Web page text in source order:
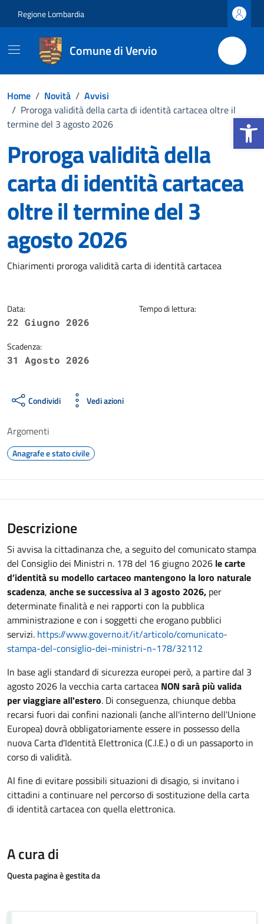
Apri la
Regione Lombardia
Comune di Vervio
Home / Novità / Avvisi
/ Proroga validità della carta di identità cartacea oltre il
termine del 3 agosto 2026
Proroga validità della
carta di identità cartacea
oltre il termine del 3
agosto 2026
Dettagli della notizia
Chiarimenti proroga validità carta di identità cartacea
Data:
22 Giugno 2026
Scadenza:
31 Agosto 2026
Tempo di lettura:
Condividi Vedi azioni
Argomenti
Anagrafe e stato civile
Descrizione
Si avvisa la cittadinanza che, a seguito del comunicato stampa
del Consiglio dei Ministri n. 178 del 16 giugno 2026 le carte
d’identità su modello cartaceo mantengono la loro naturale
scadenza, anche se successiva al 3 agosto 2026, per
determinate finalità e nei rapporti con la pubblica
amministrazione e con i soggetti che erogano pubblici
servizi. https://www.governo.it/it/articolo/comunicato-
stampa-del-consiglio-dei-ministri-n-178/32112
In base agli standard di sicurezza europei però, a partire dal 3
agosto 2026 la vecchia carta cartacea NON sarà più valida
per viaggiare all'estero. Di conseguenza, chiunque debba
recarsi fuori dai confini nazionali (anche all'interno dell'Unione
Europea) dovrà obbligatoriamente essere in possesso della
nuova Carta d'Identità Elettronica (C.I.E.) o di un passaporto in
corso di validità.
Al fine di evitare possibili situazioni di disagio, si invitano i
cittadini a continuare nel percorso di sostituzione della carta
di identità cartacea con quella elettronica.
A cura di
Questa pagina è gestita da